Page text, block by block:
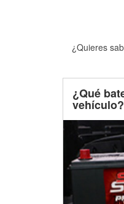
¿Quieres
¿Qué
vehículo?